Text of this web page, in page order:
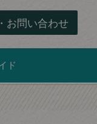
お問い合わせ
ド